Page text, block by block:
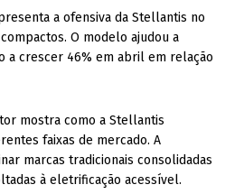
a ofensiva da Stellantis no
O modelo ajudou a
a crescer 46% em abril em relação
mostra como a Stellantis
faixas de mercado. A
marcas tradicionais consolidadas
à eletrificação acessível.